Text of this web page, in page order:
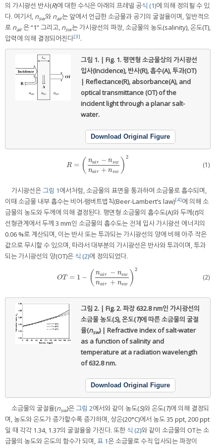
의 가시광선 반사(R)에 대한 수식은 아래의 프레넬 공식 (1)에 의해 정의될 수 있
다. 여기서, nsw와 nair는 앞에서 언급한 소금물과 공기의 굴절율이며, 일반적으
로 nair은 “1” 그리고, nsw는 가시광선의 파장, 소금물의 농도(salinity), 온도(T),
압력에 의해 결정되어진다[3].
그림 1. | Fig. 1.평면형 소금물상의 가시광선
입사(Incidence), 반사(R), 흡수(A), 투과(OT)
| Reflectance(R), absorbance(A), and
optical transmittance (OT) of the
incident light through a planar salt-
water.
Download Original Figure
R = ( nair − nsw
nair + nsw ) 2
R= (na ir −nswnair+ns w (1)
가시광선은그림 1에서처럼, 소금물의 표면을 통과하여 소금물로 흡수되며,
이때 소금물 내부 흡수는 비어-램버트법칙(Beer-Lambert’s law)[4]에 의해 소
금물의 농도와 두께에 의해 결정된다. 평면형 소금물의 흡수도(A)와 두께(t)의
선형관계에서 두께 3 mm인 소금물의 흡수도는 전체 입사 가시광선 에너지의
0.06 %로 계산되며, 이는 반사 또는 투과되는 가시광선의 양에 비해 아주 작은
값으로 무시할 수 있으며, 따라서 대부분의 가시광선은 반사와 투과이며, 투과
되는 가시광선의 양(OT)은 식 (2)에 정의되었다.
OT = 1 − ( nair − nsw
nair + nsw ) 2
OT= 1− (n air − nswnair+nsw) (2)
그림 2. | Fig. 2.파장 632.8 nm인 가시광선의
소금물 농도(S), 온도(T)에 따른 소금물의 굴절
율(nsw) | Refractive index of salt-water
as a function of salinity and
temperature at a radiation wavelength
of 632.8 nm.
Download Original Figure
소금물의 굴절율(nsw)은그림 2에서와 같이 농도(S)와 온도(T)에 의해 결정되
며, 농도와 온도가 증가할수록 증가하며, 상온(20°C)에서 농도 35 ppt, 200 ppt
일 때 각각 1.34, 1.37의 굴절율을 가진다. 또한 식 (2)와 같이 소금물의 OT는 소
금물의 농도와 온도의 함수가 되며,표 1은 소금물로 수직 입사되는 파장이